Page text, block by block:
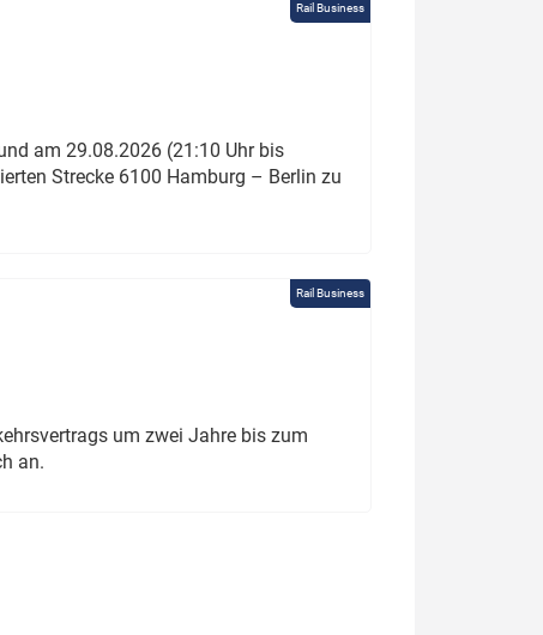
Rail Business
am 29.08.2026 (21:10 Uhr bis
Strecke 6100 Hamburg – Berlin zu
Rail Business
um zwei Jahre bis zum
an.